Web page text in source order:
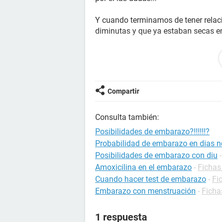
Y cuando terminamos de tener
diminutas y que ya estaban secas
tomar la pastilla por segunda vez
sera? La primera vez que me la
preocupada.....
POR FAVOE ALGUIEN RESPONDA,
Compartir
Consulta también:
Posibilidades de embarazo?!!!!!!?
Probabilidad de embarazo en dias
Posibilidades de embarazo con diu -
Amoxicilina en el embarazo -
Cuando hacer test de embarazo -
Embarazo con menstruación -
1 respuesta